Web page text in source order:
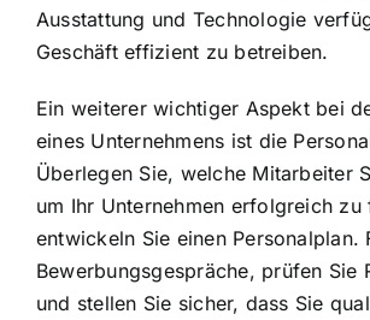
Ausstattung und Technologie
Geschäft effizient zu betreiben.
Ein weiterer wichtiger Aspekt bei
eines Unternehmens ist die
Überlegen Sie, welche Mitarbeiter
um Ihr Unternehmen erfolgreich zu
entwickeln Sie einen Personalplan.
Bewerbungsgespräche, prüfen Sie
und stellen Sie sicher, dass Sie